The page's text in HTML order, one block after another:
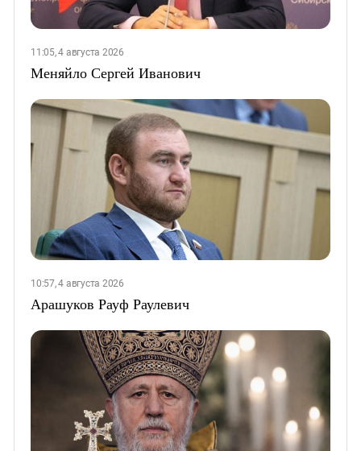
11:05, 4 августа 2026
Меняйло Сергей Иванович
10:57, 4 августа 2026
Арашуков Рауф Раулевич